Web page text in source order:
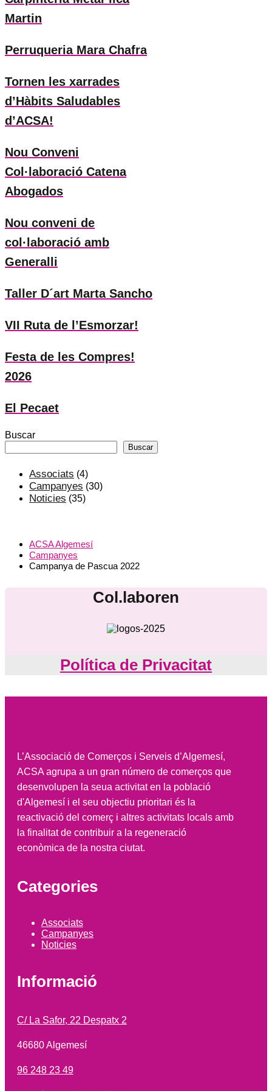
Martin
Perruqueria Mara Chafra
Tornen les xarrades
d’Hàbits Saludables
d’ACSA!
Nou Conveni
Col·laboració Catena
Abogados
Nou conveni de
col·laboració amb
Generalli
Taller D´art Marta Sancho
VII Ruta de l’Esmorzar!
Festa de les Compres!
2026
El Pecaet
Buscar
Buscar
Associats (4)
Campanyes (30)
Noticies (35)
ACSA Algemesí
Campanyes
Campanya de Pascua 2022
Col.laboren
Política de Privacitat
L’Associació de Comerços i Serveis d’Algemesí,
ACSA agrupa a un gran número de comerços que
desenvolupen la seua activitat en la població
d'Algemesí i el seu objectiu prioritari és la
reactivació del comerç i altres activitats locals amb
la finalitat de contribuir a la regeneració
econòmica de la nostra ciutat.
Categories
Associats
Campanyes
Noticies
Informació
C/ La Safor, 22 Despatx 2
46680 Algemesí
96 248 23 49